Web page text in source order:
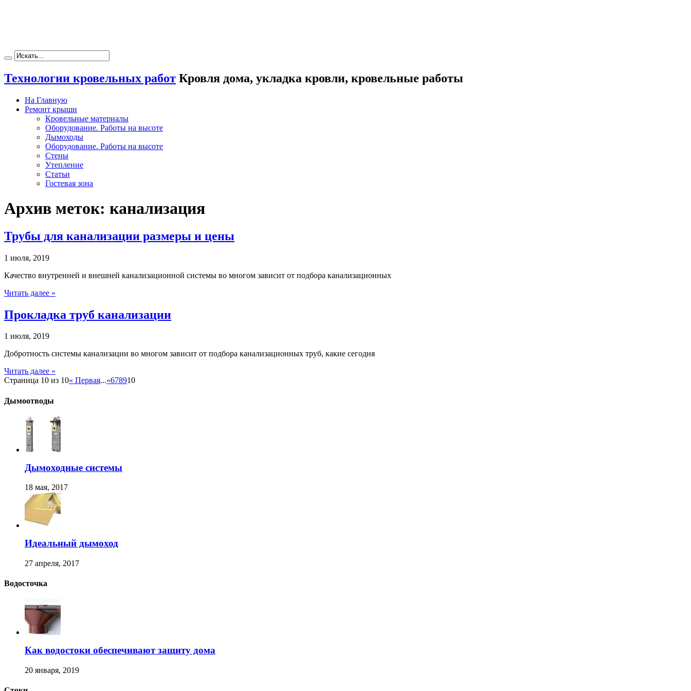
Технологии кровельных работ Кровля дома, укладка кровли, кровельные работы
На Главную
Ремонт крыши
Кровельные материалы
Оборудование. Работы на высоте
Дымоходы
Оборудование. Работы на высоте
Стены
Утепление
Статьи
Гостевая зона
Архив меток: канализация
Трубы для канализации размеры и цены
1 июля, 2019
Качество внутренней и внешней канализационной системы во многом зависит от подбора канализационных
Читать далее »
Прокладка труб канализации
1 июля, 2019
Добротность системы канализации во многом зависит от подбора канализационных труб, какие сегодня
Читать далее »
Страница 10 из 10« Первая...«678910
Дымоотводы
Дымоходные системы
18 мая, 2017
Идеальный дымоход
27 апреля, 2017
Водосточка
Как водостоки обеспечивают защиту дома
20 января, 2019